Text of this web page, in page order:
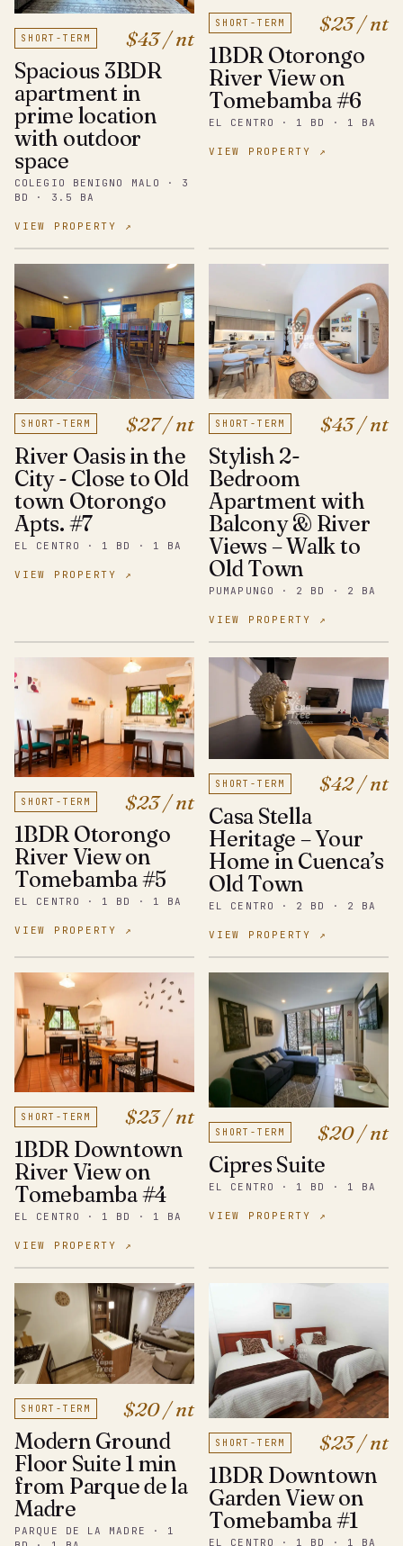
SHORT-TERM $43 / nt
Spacious 3BDR
apartment in
prime location
with outdoor
space
COLEGIO BENIGNO MALO · 3
BD · 3.5 BA
VIEW PROPERTY ↗
SHORT-TERM $23 / nt
1BDR Otorongo
River View on
Tomebamba #6
EL CENTRO · 1 BD · 1 BA
VIEW PROPERTY ↗
SHORT-TERM $27 / nt
River Oasis in the
City - Close to Old
town Otorongo
Apts. #7
EL CENTRO · 1 BD · 1 BA
VIEW PROPERTY ↗
SHORT-TERM $43 / nt
Stylish 2-
Bedroom
Apartment with
Balcony & River
Views – Walk to
Old Town
PUMAPUNGO · 2 BD · 2 BA
VIEW PROPERTY ↗
SHORT-TERM $23 / nt
1BDR Otorongo
River View on
Tomebamba #5
EL CENTRO · 1 BD · 1 BA
VIEW PROPERTY ↗
SHORT-TERM $42 / nt
Casa Stella
Heritage – Your
Home in Cuenca’s
Old Town
EL CENTRO · 2 BD · 2 BA
VIEW PROPERTY ↗
SHORT-TERM $23 / nt
1BDR Downtown
River View on
Tomebamba #4
EL CENTRO · 1 BD · 1 BA
VIEW PROPERTY ↗
SHORT-TERM $20 / nt
Cipres Suite
EL CENTRO · 1 BD · 1 BA
VIEW PROPERTY ↗
SHORT-TERM $20 / nt
Modern Ground
Floor Suite 1 min
from Parque de la
Madre
PARQUE DE LA MADRE · 1
SHORT-TERM $23 / nt
1BDR Downtown
Garden View on
Tomebamba #1
EL CENTRO · 1 BD · 1 BA